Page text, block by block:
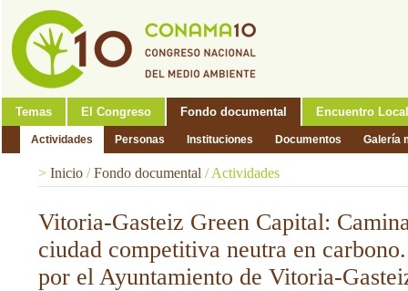
Temas El Congreso Fondo documental Encuentro Local
Actividades Personas Instituciones Documentos Galería
> Inicio /Fondo documental / Actividades
Vitoria-Gasteiz Green Capital:
ciudad competitiva neutra en
por el Ayuntamiento de Vitoria-